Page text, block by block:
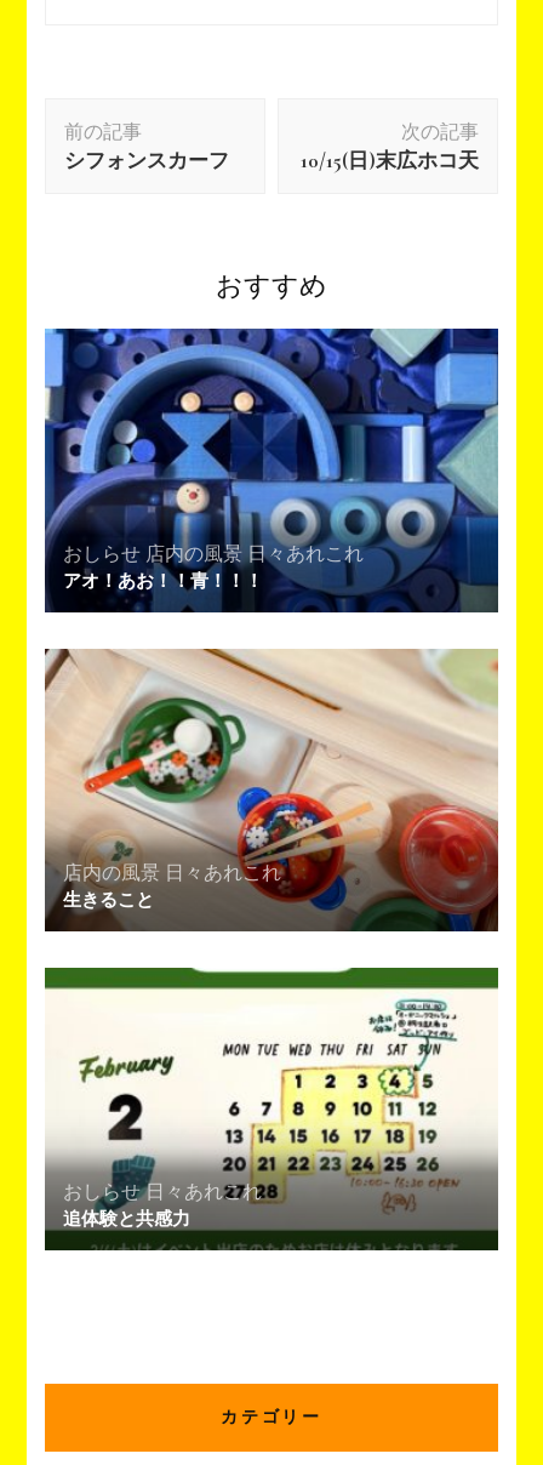
稿
ナ
ョ
ン
前の記事
シフォンスカーフ
次の記事
10/15(日)末広ホコ天
おすすめ
おしらせ 店内の風景 日々あれこれ
アオ！あお！！青！！！
店内の風景 日々あれこれ
生きること
おしらせ日々あれこれ
追体験と共感力
カテゴリー